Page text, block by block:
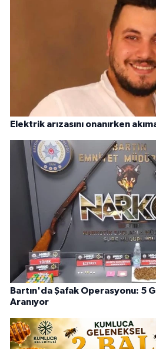
Elektrik arızasını onanırken
Bartın'da Şafak Operasyonu: 5
Aranıyor